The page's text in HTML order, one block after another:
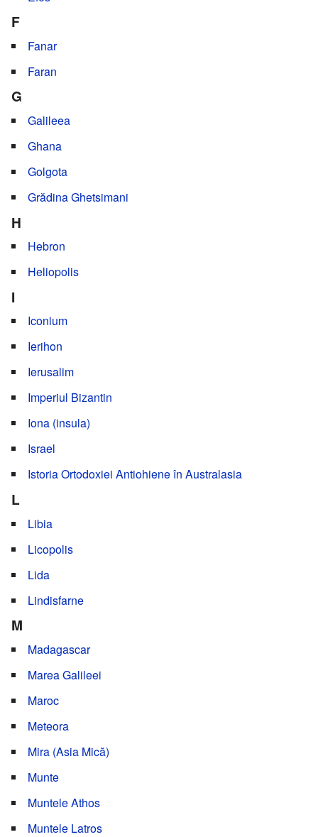
F
Fanar
Faran
G
Galileea
Ghana
Golgota
Grădina Ghetsimani
H
Hebron
Heliopolis
I
Iconium
Ierihon
Ierusalim
Imperiul Bizantin
Iona (insula)
Israel
Istoria Ortodoxiei Antiohiene în Australasia
L
Libia
Licopolis
Lida
Lindisfarne
M
Madagascar
Marea Galileei
Maroc
Meteora
Mira (Asia Mică)
Munte
Muntele Athos
Muntele Latros